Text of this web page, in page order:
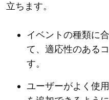
立ちます。
イベントの種類に
て、適応性のある
す。
ユーザーがよく使